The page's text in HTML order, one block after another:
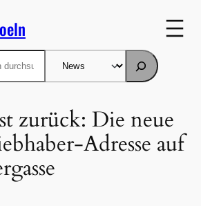
zurück: Die neue
Adresse auf